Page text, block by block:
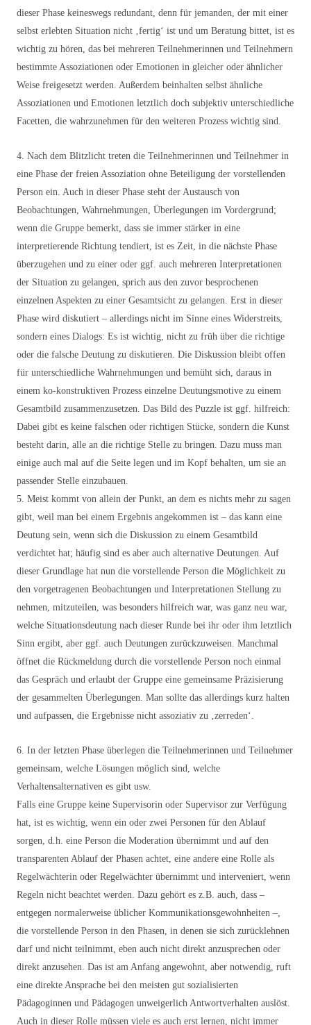
dieser Phase keineswegs redundant, denn für jemanden, der mit einer
selbst erlebten Situation nicht ‚fertig‘ ist und um Beratung bittet, ist es
wichtig zu hören, das bei mehreren Teilnehmerinnen und Teilnehmern
bestimmte Assoziationen oder Emotionen in gleicher oder ähnlicher
Weise freigesetzt werden. Außerdem beinhalten selbst ähnliche
Assoziationen und Emotionen letztlich doch subjektiv unterschiedliche
Facetten, die wahrzunehmen für den weiteren Prozess wichtig sind.
4. Nach dem Blitzlicht treten die Teilnehmerinnen und Teilnehmer in
eine Phase der freien Assoziation ohne Beteiligung der vorstellenden
Person ein. Auch in dieser Phase steht der Austausch von
Beobachtungen, Wahrnehmungen, Überlegungen im Vordergrund;
wenn die Gruppe bemerkt, dass sie immer stärker in eine
interpretierende Richtung tendiert, ist es Zeit, in die nächste Phase
überzugehen und zu einer oder ggf. auch mehreren Interpretationen
der Situation zu gelangen, sprich aus den zuvor besprochenen
einzelnen Aspekten zu einer Gesamtsicht zu gelangen. Erst in dieser
Phase wird diskutiert – allerdings nicht im Sinne eines Widerstreits,
sondern eines Dialogs: Es ist wichtig, nicht zu früh über die richtige
oder die falsche Deutung zu diskutieren. Die Diskussion bleibt offen
für unterschiedliche Wahrnehmungen und bemüht sich, daraus in
einem ko-konstruktiven Prozess einzelne Deutungsmotive zu einem
Gesamtbild zusammenzusetzen. Das Bild des Puzzle ist ggf. hilfreich:
Dabei gibt es keine falschen oder richtigen Stücke, sondern die Kunst
besteht darin, alle an die richtige Stelle zu bringen. Dazu muss man
einige auch mal auf die Seite legen und im Kopf behalten, um sie an
passender Stelle einzubauen.
5. Meist kommt von allein der Punkt, an dem es nichts mehr zu sagen
gibt, weil man bei einem Ergebnis angekommen ist – das kann eine
Deutung sein, wenn sich die Diskussion zu einem Gesamtbild
verdichtet hat; häufig sind es aber auch alternative Deutungen. Auf
dieser Grundlage hat nun die vorstellende Person die Möglichkeit zu
den vorgetragenen Beobachtungen und Interpretationen Stellung zu
nehmen, mitzuteilen, was besonders hilfreich war, was ganz neu war,
welche Situationsdeutung nach dieser Runde bei ihr oder ihm letztlich
Sinn ergibt, aber ggf. auch Deutungen zurückzuweisen. Manchmal
öffnet die Rückmeldung durch die vorstellende Person noch einmal
das Gespräch und erlaubt der Gruppe eine gemeinsame Präzisierung
der gesammelten Überlegungen. Man sollte das allerdings kurz halten
und aufpassen, die Ergebnisse nicht assoziativ zu ‚zerreden‘.
6. In der letzten Phase überlegen die Teilnehmerinnen und Teilnehmer
gemeinsam, welche Lösungen möglich sind, welche
Verhaltensalternativen es gibt usw.
Falls eine Gruppe keine Supervisorin oder Supervisor zur Verfügung
hat, ist es wichtig, wenn ein oder zwei Personen für den Ablauf
sorgen, d.h. eine Person die Moderation übernimmt und auf den
transparenten Ablauf der Phasen achtet, eine andere eine Rolle als
Regelwächterin oder Regelwächter übernimmt und interveniert, wenn
Regeln nicht beachtet werden. Dazu gehört es z.B. auch, dass –
entgegen normalerweise üblicher Kommunikationsgewohnheiten –,
die vorstellende Person in den Phasen, in denen sie sich zurücklehnen
darf und nicht teilnimmt, eben auch nicht direkt anzusprechen oder
direkt anzusehen. Das ist am Anfang angewohnt, aber notwendig, ruft
eine direkte Ansprache bei den meisten gut sozialisierten
Pädagoginnen und Pädagogen unweigerlich Antwortverhalten auslöst.
Auch in dieser Rolle müssen viele es auch erst lernen, nicht immer